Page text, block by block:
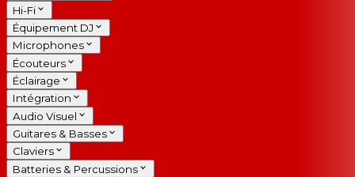
Hi-Fi
Équipement DJ
Microphones
Écouteurs
Éclairage
Intégration
Audio Visuel
Guitares & Basses
Claviers
Batteries & Percussions